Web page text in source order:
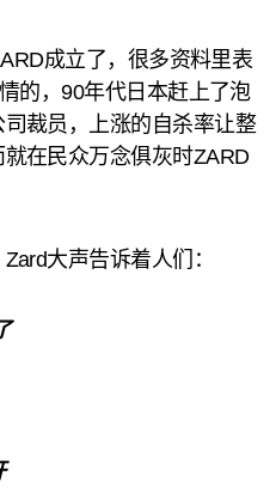
成立了，很多资料里表
的，90年代日本赶上了泡
裁员，上涨的自杀率让整
在民众万念俱灰时ZARD
大声告诉着人们：